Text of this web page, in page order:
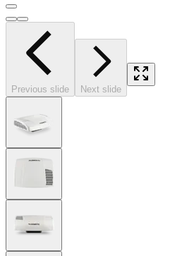
Previous slide Next slide